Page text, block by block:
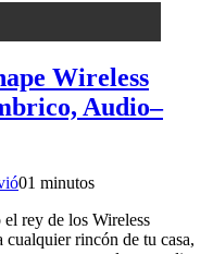
Wireless
Audio–
01 minutos
rey de los Wireless
cualquier rincón de tu casa,